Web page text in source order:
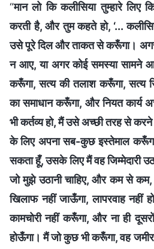
“मान लो कि कलीसिया तुम्हारे लिए
करती है, और तुम कहते हो, ‘...
उसे पूरे दिल और ताकत से करूँगा।
न आए, या अगर कोई समस्या सामने
करूँगा, सत्य की तलाश करूँगा, सत्य
का समाधान करूँगा, और नियत कार्य
भी कर्तव्य हो, मैं उसे अच्छी तरह से
के लिए अपना सब-कुछ इस्तेमाल
सकता हूँ, उसके लिए मैं वह जिम्मेदारी
जो मुझे उठानी चाहिए, और कम से
खिलाफ नहीं जाऊँगा, लापरवाह नहीं
कामचोरी नहीं करूँगा, और ना ही
होऊँगा। मैं जो कुछ भी करूँगा, वह